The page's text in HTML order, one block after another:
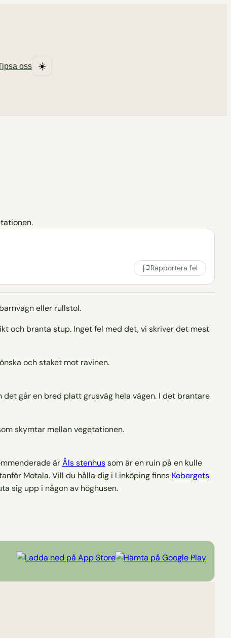
oss ☀️
Rapportera fel
eller rullstol.
och branta stup. Inget fel med det, vi skriver det mest
går en bred platt grusväg hela vägen. I det brantare
ärÅls stenhussom är en ruin på en kulle
Motala. Vill du hålla dig i Linköping finns Kobergets
sig upp i någon av höghusen.